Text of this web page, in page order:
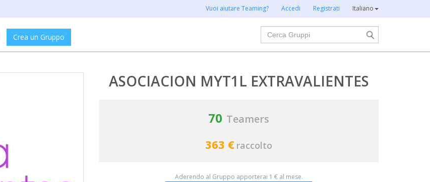
Vuoi aiutare Teaming? Accedi Registrati Italiano
Crea un Gruppo
Cerca
ASOCIACION MYT1L EXTRAVALIENTES
70 Teamers
363 € raccolto
Aderendo al Gruppo apporterai 1 € al mese.